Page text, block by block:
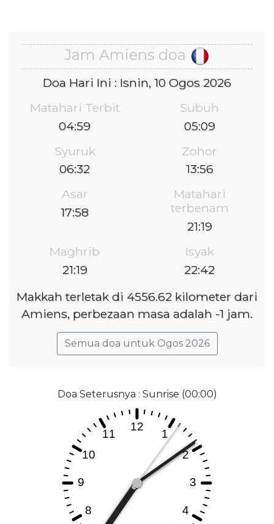
Jam Amiens doa
Doa Hari Ini : Isnin, 10 Ogos 2026
Matahari Terbit
04:59
Subuh
05:09
Syuruk
06:32
Zohor
13:56
Asar
17:58
Matahari
terbenam
21:19
Maghrib
21:19
Isyak
22:42
Makkah terletak di 4556.62 kilometer dari
Amiens, perbezaan masa adalah -1 jam.
Semua doa untuk Ogos 2026
Doa Seterusnya : Sunrise (00:00)